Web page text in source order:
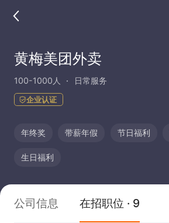
黄梅美团外卖
100-1000人 日常服务
企业认证
年终奖 带薪年假 节日福利
生日福利
公司信息 在招职位 · 9